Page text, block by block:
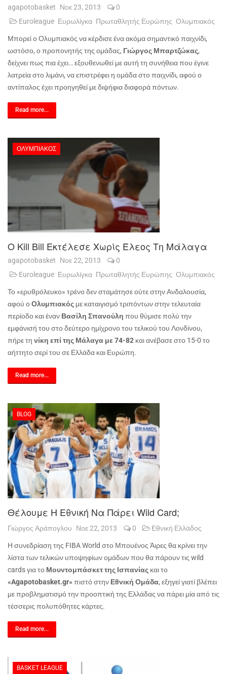
agapotobasket Νοε 23, 2013
0
Euroleague Ευρωλίγκα Πρωταθλητής Ευρώπης Ολυμπιακός
Μπορεί ο Ολυμπιακός να κέρδισε ένα ακόμα σημαντικό παιχνίδι,
ωστόσο, ο προπονητής της ομάδας, Γιώργος Μπαρτζώκας,
δείχνει πως πια έχει… εξουθενωθεί με αυτή τη συνήθεια που έγινε
λατρεία στο λιμάνι, να επιστρέφει η ομάδα στο παιχνίδι, αφού ο
αντίπαλος έχει προηγηθεί με διψήφια διαφορά πόντων.
Read more...
ΟΛΥΜΠΙΑΚΌΣ
Ο Kill Bill Εκτέλεσε Χωρίς Έλεος Τη Μάλαγα
agapotobasket Νοε 22, 2013
0
Euroleague Ευρωλίγκα Πρωταθλητής Ευρώπης Ολυμπιακός
Το «ερυθρόλευκο» τρένο δεν σταμάτησε ούτε στην Ανδαλουσία,
αφού οΟλυμπιακός με καταιγισμό τριπόντων στην τελευταία
περίοδο και έναν Βασίλη Σπανούλη που θύμισε πολύ την
εμφάνισή του στο δεύτερο ημίχρονο του τελικού του Λονδίνου,
πήρε τη νίκη επί της Μάλαγα με 74-82 και ανέβασε στο 15-0 το
αήττητο σερί του σε Ελλάδα και Ευρώπη.
Read more...
BLOG
Θέλουμε Η Εθνική Να Πάρει Wild Card;
Γιώργος Αράπογλου Νοε 22, 2013 0 Εθνική Ελλάδος
Η συνεδρίαση της FIBAWorld στο Μπουένος Άιρες θα κρίνει την
λίστα των τελικών υποψηφίων ομάδων που θα πάρουν τις wild
cardsγια το Μουντομπάσκετ της Ισπανίας και το
«Agapotobasket.gr»πιστό στην Εθνική Ομάδα, εξηγεί γιατί βλέπει
με προβληματισμό την προοπτική της Ελλάδας να πάρει μία από τις
τέσσερις πολυπόθητες κάρτες.
Read more...
BASKET LEAGUE